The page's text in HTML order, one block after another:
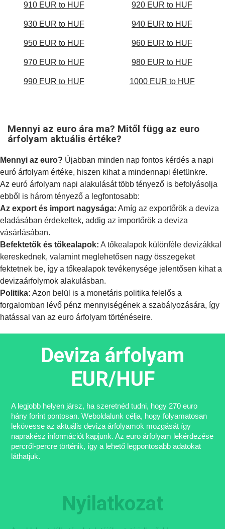
910 EUR to HUF 920 EUR to HUF
930 EUR to HUF 940 EUR to HUF
950 EUR to HUF 960 EUR to HUF
970 EUR to HUF 980 EUR to HUF
990 EUR to HUF 1000 EUR to HUF
Mennyi az euro ára ma? Mitől függ az euro
árfolyam aktuális értéke?
Mennyi az euro? Újabban minden nap fontos kérdés a napi
euró árfolyam értéke, hiszen kihat a mindennapi életünkre.
Az euró árfolyam napi alakulását több tényező is befolyásolja
ebből is három tényező a legfontosabb:
Az export és import nagysága: Amíg az exportőrök a deviza
eladásában érdekeltek, addig az importőrök a deviza
vásárlásában.
Befektetők és tőkealapok: A tőkealapok különféle devizákkal
kereskednek, valamint meglehetősen nagy összegeket
fektetnek be, így a tőkealapok tevékenysége jelentősen kihat a
devizaárfolymok alakulásban.
Politika: Azon belül is a monetáris politika felelős a
forgalomban lévő pénz mennyiségének a szabályozására, így
hatással van az euro árfolyam történéseire.
Deviza árfolyam
EUR/HUF
A legjobb helyen jársz, ha szeretnéd tudni, hogy 270 euro
hány forint pontosan. Weboldalunk célja, hogy folyamatosan
lekövesse az aktuális deviza árfolyamok mozgását így
naprakész információt kapjunk. Az euro árfolyam lekérdezése
percről-percre történik, így a lehető legpontosabb adatokat
láthatjuk.
Nyilatkozat